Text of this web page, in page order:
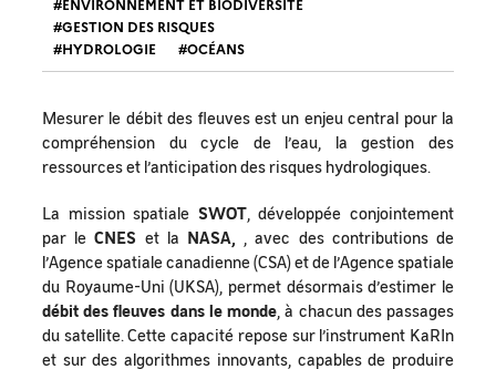
GESTION DES RISQUES
HYDROLOGIE
OCÉANS
Mesurer le débit des fleuves est un enjeu central pour la
compréhension du cycle de l’eau, la gestion des
ressources et l’anticipation des risques hydrologiques.
La mission spatiale SWOT, développée conjointement
par leCNES et la NASA,
, avec des contributions de
l’Agence spatiale canadienne (CSA) et de l’Agence spatiale
du Royaume-Uni (UKSA), permet désormais d’estimer le
débit des fleuves dans le monde , à chacun des passages
du satellite. Cette capacité repose sur l’instrument KaRIn
et sur des algorithmes innovants, capables de produire